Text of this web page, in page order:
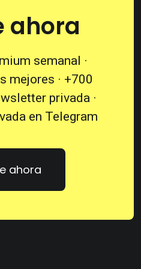
ahora
semanal ·
mejores · +700
privada ·
en Telegram
ahora